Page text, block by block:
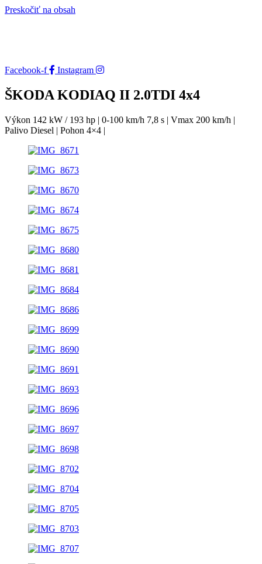
Preskočiť na obsah
Facebook-f Instagram
ŠKODA KODIAQ II 2.0TDI 4x4
Výkon 142 kW / 193 hp | 0-100 km/h 7,8 s | Vmax 200 km/h |
Palivo Diesel | Pohon 4×4 |